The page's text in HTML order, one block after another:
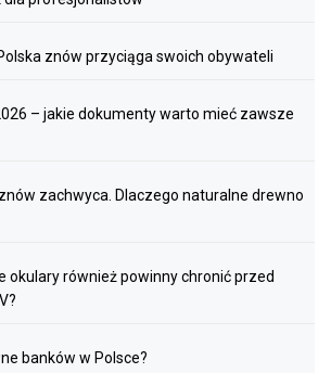
znów przyciąga swoich obywateli
– jakie dokumenty warto mieć zawsze
zachwyca. Dlaczego naturalne drewno
okulary również powinny chronić przed
banków w Polsce?